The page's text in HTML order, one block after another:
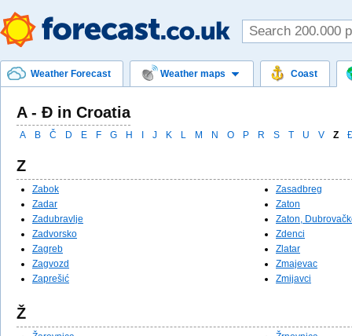
Weather Forecast Weather maps Coast
A - Đ in Croatia
A B Č D E F G H J K L M N O P R S T U V Z
Z
Zabok
Zadar
Zadubravlje
Zadvorsko
Zagreb
Zagvozd
Zaprešić
Zasadbreg
Zaton
Zaton,
Zdenci
Zlatar
Zmajevac
Zmijavci
Ž